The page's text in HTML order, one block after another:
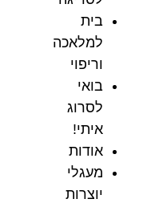
בית
למלאכה
וריפוי
בואי
לסרוג
איתי!
אודות
מעגלי
יוצרות